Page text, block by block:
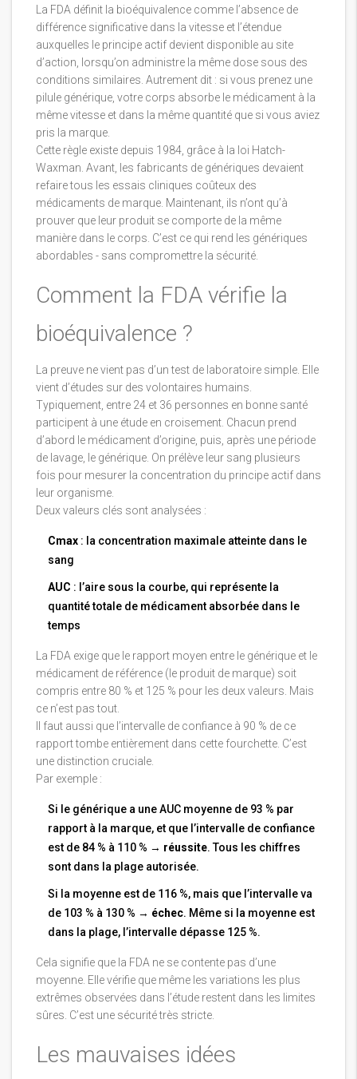
La FDA définit la bioéquivalence comme l’absence de
différence significative dans la vitesse et l’étendue
auxquelles le principe actif devient disponible au site
d’action, lorsqu’on administre la même dose sous des
conditions similaires. Autrement dit : si vous prenez une
pilule générique, votre corps absorbe le médicament à la
même vitesse et dans la même quantité que si vous aviez
pris la marque.
Cette règle existe depuis 1984, grâce à la loi Hatch-
Waxman. Avant, les fabricants de génériques devaient
refaire tous les essais cliniques coûteux des
médicaments de marque. Maintenant, ils n’ont qu’à
prouver que leur produit se comporte de la même
manière dans le corps. C’est ce qui rend les génériques
abordables - sans compromettre la sécurité.
Comment la FDA vérifie la
bioéquivalence ?
La preuve ne vient pas d’un test de laboratoire simple. Elle
vient d’études sur des volontaires humains.
Typiquement, entre 24 et 36 personnes en bonne santé
participent à une étude en croisement. Chacun prend
d’abord le médicament d’origine, puis, après une période
de lavage, le générique. On prélève leur sang plusieurs
fois pour mesurer la concentration du principe actif dans
leur organisme.
Deux valeurs clés sont analysées :
Cmax : la concentration maximale atteinte dans le
sang
AUC : l’aire sous la courbe, qui représente la
quantité totale de médicament absorbée dans le
temps
La FDA exige que le rapport moyen entre le générique et le
médicament de référence (le produit de marque) soit
compris entre 80 % et 125 % pour les deux valeurs. Mais
ce n’est pas tout.
Il faut aussi que l’intervalle de confiance à 90 % de ce
rapport tombe entièrement dans cette fourchette. C’est
une distinction cruciale.
Par exemple :
Si le générique a une AUC moyenne de 93 % par
rapport à la marque, et que l’intervalle de confiance
est de 84 % à 110 % → réussite. Tous les chiffres
sont dans la plage autorisée.
Si la moyenne est de 116 %, mais que l’intervalle va
de 103 % à 130 % → échec. Même si la moyenne est
dans la plage, l’intervalle dépasse 125 %.
Cela signifie que la FDA ne se contente pas d’une
moyenne. Elle vérifie que même les variations les plus
extrêmes observées dans l’étude restent dans les limites
sûres. C’est une sécurité très stricte.
Les mauvaises idées